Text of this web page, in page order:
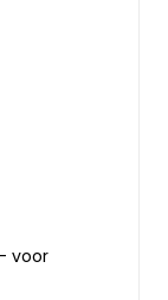
voor